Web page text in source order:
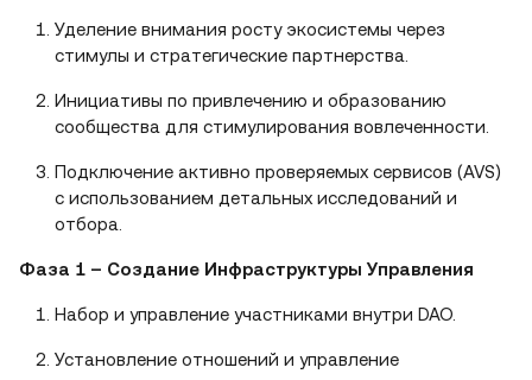
Уделение внимания росту экосистемы через
стимулы и стратегические партнерства.
Инициативы по привлечению и образованию
сообщества для стимулирования вовлеченности.
Подключение активно проверяемых сервисов (AVS)
с использованием детальных исследований и
отбора.
Фаза 1 – Создание Инфраструктуры Управления
Набор и управление участниками внутри DAO.
Установление отношений и управление